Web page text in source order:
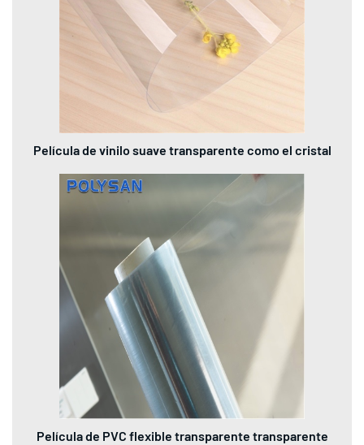
Película de vinilo suave transparente como el cristal
Película de PVC flexible transparente transparente